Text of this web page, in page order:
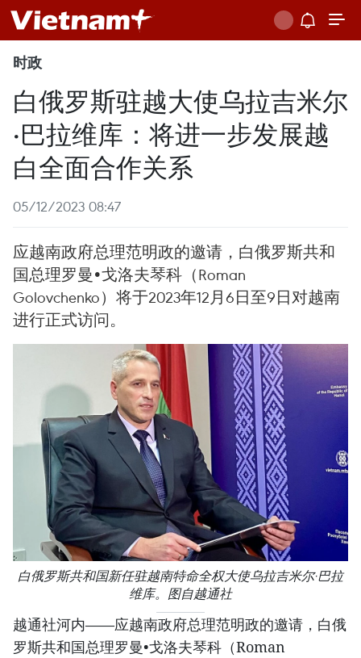
时政
白俄罗斯驻越大使乌拉吉米尔
·巴拉维库：将进一步发展越
白全面合作关系
05/12/2023 08:47
应越南政府总理范明政的邀请，白俄罗斯共和
国总理罗曼•戈洛夫琴科（Roman
Golovchenko）将于2023年12月6日至9日对越南
进行正式访问。
白俄罗斯共和国新任驻越南特命全权大使乌拉吉米尔·巴拉
维库。图自越通社
越通社河内——应越南政府总理范明政的邀请，白俄
罗斯共和国总理罗曼•戈洛夫琴科（Roman